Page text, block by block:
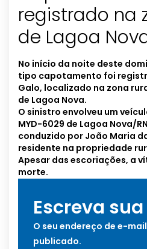
registrado na
de Lagoa
No início da noite deste
tipo capotamento foi
Galo, localizado na zona
de Lagoa Nova.
O sinistro envolveu um
MYD-6029 de Lagoa Nova/
conduzido por João Maria
residente na propriedade
Apesar das escoriações, a
morte.
Escreva
O seu endereço de e-
publicado.